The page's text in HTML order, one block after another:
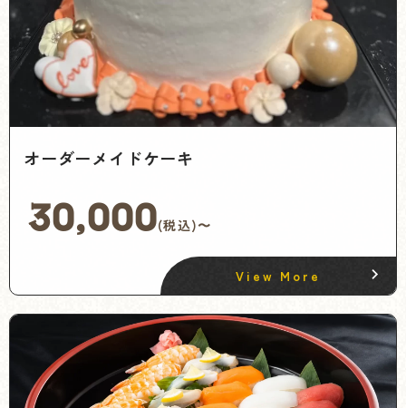
オーダーメイドケーキ
30,000(税込)〜
View More